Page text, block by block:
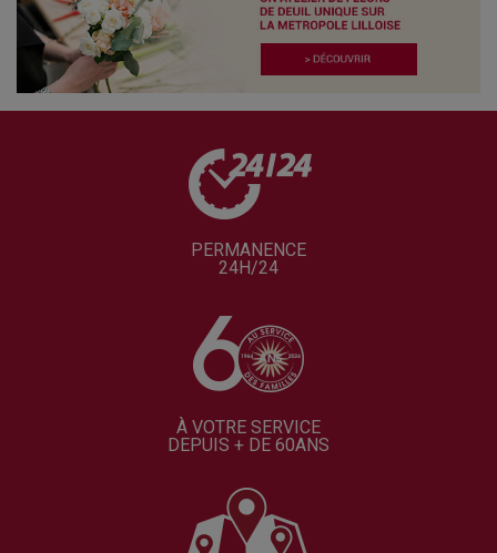
PERMANENCE
24H/24
À VOTRE SERVICE
DEPUIS + DE 60ANS